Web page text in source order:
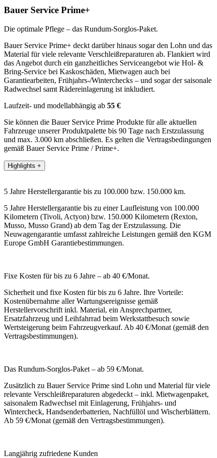
Bauer Service Prime+
Die optimale Pflege – das Rundum-Sorglos-Paket.
Bauer Service Prime+ deckt darüber hinaus sogar den Lohn und das
Material für viele relevante Verschleißreparaturen ab. Flankiert wird
das Angebot durch ein ganzheitliches Serviceangebot wie Hol- &
Bring-Service bei Kaskoschäden, Mietwagen auch bei
Garantiearbeiten, Frühjahrs-/Winterchecks – und sogar der saisonale
Radwechsel samt Rädereinlagerung ist inkludiert.
Laufzeit- und modellabhängig ab 55 €
Sie können die Bauer Service Prime Produkte für alle aktuellen
Fahrzeuge unserer Produktpalette bis 90 Tage nach Erstzulassung
und max. 3.000 km abschließen. Es gelten die Vertragsbedingungen
gemäß Bauer Service Prime / Prime+.
Highlights +
5 Jahre Herstellergarantie bis zu 100.000 bzw. 150.000 km.
5 Jahre Herstellergarantie bis zu einer Laufleistung von 100.000
Kilometern (Tivoli, Actyon) bzw. 150.000 Kilometern (Rexton,
Musso, Musso Grand) ab dem Tag der Erstzulassung. Die
Neuwagengarantie umfasst zahlreiche Leistungen gemäß den KGM
Europe GmbH Garantiebestimmungen.
Fixe Kosten für bis zu 6 Jahre – ab 40 €/Monat.
Sicherheit und fixe Kosten für bis zu 6 Jahre. Ihre Vorteile:
Kostenübernahme aller Wartungsereignisse gemäß
Herstellervorschrift inkl. Material, ein Ansprechpartner,
Ersatzfahrzeug und Leihfahrrad beim Werkstattbesuch sowie
Wertsteigerung beim Fahrzeugverkauf. Ab 40 €/Monat (gemäß den
Vertragsbestimmungen).
Das Rundum-Sorglos-Paket – ab 59 €/Monat.
Zusätzlich zu Bauer Service Prime sind Lohn und Material für viele
relevante Verschleißreparaturen abgedeckt – inkl. Mietwagenpaket,
saisonal­em Radwechsel mit Einlagerung, Frühjahrs- und
Wintercheck, Handsenderbatterien, Nachfüllöl und Wischerblättern.
Ab 59 €/Monat (gemäß den Vertragsbestimmungen).
Langjährig zufriedene Kunden